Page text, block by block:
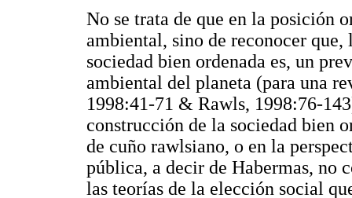
No se trata de que en la posición
ambiental, sino de reconocer
sociedad bien ordenada es, un
ambiental del planeta (para una
1998:41-71 & Rawls, 1998:76-
construcción de la sociedad bien
de cuño rawlsiano, o en la
pública, a decir de Habermas, no
las teorías de la elección social